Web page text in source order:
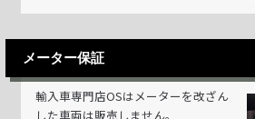
メーター保証
輸入車専門店OSはメーターを改ざん
した車両は販売しません。